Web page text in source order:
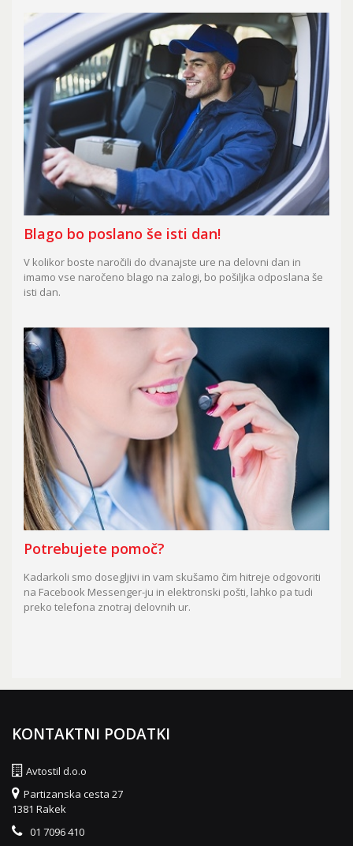
Blago bo poslano še isti dan!
V kolikor boste naročili do dvanajste ure na delovni dan in
imamo vse naročeno blago na zalogi, bo pošiljka odposlana še
isti dan.
Potrebujete pomoč?
Kadarkoli smo dosegljivi in vam skušamo čim hitreje odgovoriti
na Facebook Messenger-ju in elektronski pošti, lahko pa tudi
preko telefona znotraj delovnih ur.
KONTAKTNI PODATKI
Avtostil d.o.o
Partizanska cesta 27
1381 Rakek
01 7096 410